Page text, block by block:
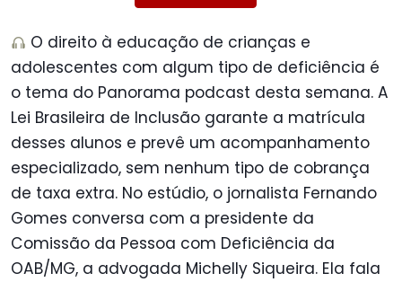
O direito à educação de crianças e
adolescentes com algum tipo de deficiência é
o tema do Panorama podcast desta semana. A
Lei Brasileira de Inclusão garante a matrícula
desses alunos e prevê um acompanhamento
especializado, sem nenhum tipo de cobrança
de taxa extra. No estúdio, o jornalista Fernando
Gomes conversa com a presidente da
Comissão da Pessoa com Deficiência da
OAB/MG, a advogada Michelly Siqueira. Ela fala